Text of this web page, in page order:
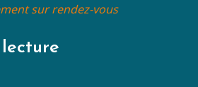
sur rendez-vous